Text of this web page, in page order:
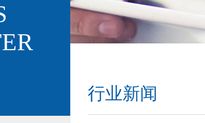
行业新闻